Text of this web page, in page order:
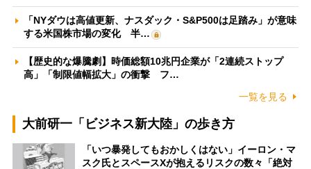
「NYダウは高値更新、ナスダック・S&P500は足踏み」が意味
する米国株市場の変化 半…
【歴史的な爆騰劇】時価総額10兆円企業が「2連続ストップ
高」「制限値幅拡大」の衝撃 フ…
一覧を見る
大前研一「ビジネス新大陸」の歩き方
「いつ暴発してもおかしくはない」イーロン・マ
スク氏とスペースXが抱えるリスクの数々「絶対